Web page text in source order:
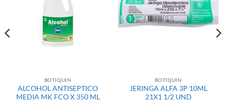
BOTIQUIN
ALCOHOL ANTISEPTICO
MEDIA MK FCO X 350 ML
BOTIQUIN
JERINGA ALFA 3P 10ML
21X1 1/2 UND